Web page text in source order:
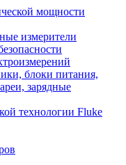
мощности
измерители
блоки питания,
зарядные
технологии Fluke